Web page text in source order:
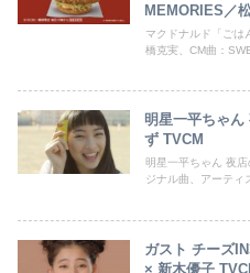
MEMORIES／
マクドナルド「ごは
橋克実、CM曲：
明星一平ちゃ
ず TVCM
明星一平ちゃん 夜
ジナル曲、アーティ
ガスト チーズ
× 新木優子